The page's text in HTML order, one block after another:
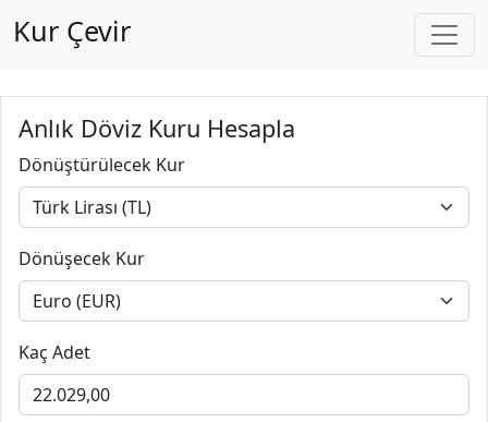
Kur Çevir
Anlık Döviz Kuru Hesapla
Dönüştürülecek Kur
Dönüşecek Kur
Kaç Adet